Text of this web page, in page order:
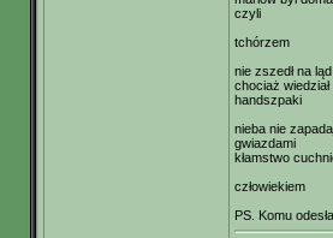
czyli
tchórzem
nie zszedł na ląd
chociaż
handszpaki
nieba nie
gwiazdami
kłamstwo
człowiekiem
PS. Komu